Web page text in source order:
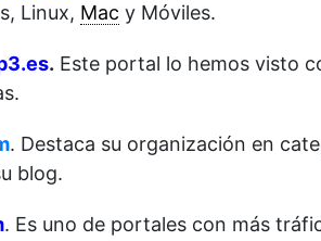
Linux, Mac y Móviles.
. Este portal lo hemos visto
. Destaca su organización en
blog.
. Es uno de portales con más